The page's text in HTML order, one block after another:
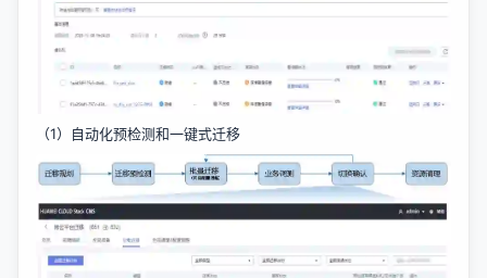
（1）自动化预检测和一键式迁移